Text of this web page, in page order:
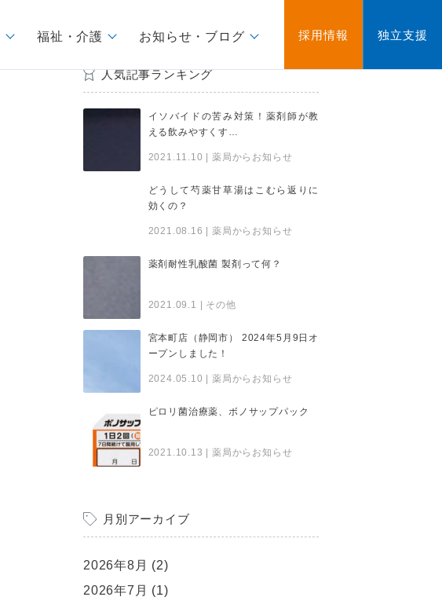
福祉・介護 お知らせ・ブログ 採用情報 独立支援
人気記事ランキング
イソバイドの苦み対策！薬剤師が教
える飲みやすくす…
2021.11.10 | 薬局からお知らせ
どうして芍薬甘草湯はこむら返りに
効くの？
2021.08.16 | 薬局からお知らせ
薬剤耐性乳酸菌 製剤って何？
2021.09.1 | その他
宮本町店（静岡市） 2024年5月9日オ
ープンしました！
2024.05.10 | 薬局からお知らせ
ピロリ菌治療薬、ボノサップパック
2021.10.13 | 薬局からお知らせ
月別アーカイブ
2026年8月 (2)
2026年7月 (1)